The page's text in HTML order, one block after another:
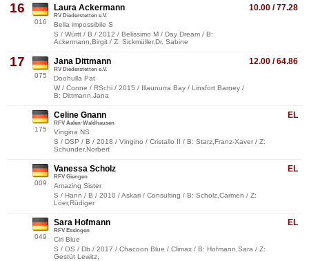
16
016
10.00 / 77.28
Laura Ackermann
RV Diederstetten e.V.
Bella impossibile S
S / Württ / B / 2012 / Belissimo M / Day Dream / B:
Ackermann,Birgit / Z: Sickmüller,Dr. Sabine
17
075
12.00 / 64.86
Jana Dittmann
RV Diederstetten e.V.
Doohulla Pat
W / Conne / RSchi / 2015 / Illaunurra Bay / Linsfort Barney /
B: Dittmann,Jana
175
EL
Celine Gnann
RFV Aalen-Waldhausen
Vingina NS
S / DSP / B / 2018 / Vingino / Cristallo II / B: Starz,Franz-Xaver / Z:
Schunder,Norbert
009
EL
Vanessa Scholz
RFV Giengen
Amazing Sister
S / Hann / B / 2010 / Askari / Consulting / B: Scholz,Carmen / Z:
Löer,Rüdiger
049
EL
Sara Hofmann
RFV Essingen
Ciri Blue
S / OS / Db / 2017 / Chacoon Blue / Climax / B: Hofmann,Sara / Z:
Gestüt Lewitz,